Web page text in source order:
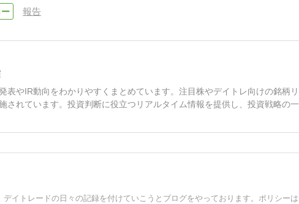
報告
表やIR動向をわかりやすくまとめています。注目株やデイトレ向けの銘柄リ
されています。投資判断に役立つリアルタイム情報を提供し、投資戦略の一